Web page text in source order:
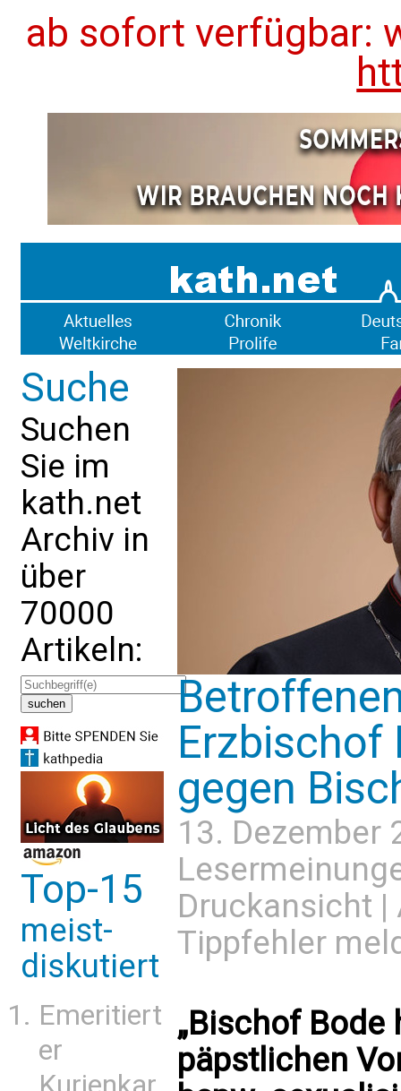
ab sofort verfügbar:
Suche
Suchen
Sie im
kath.net
Archiv in
über
70000
Artikeln:
Top-15
meist-
diskutiert
Emeritiert
er
Erzbischof
gegen
13. Dezember
Druckansicht |
Tippfehler
„Bischof
päpstlichen